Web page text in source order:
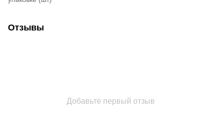
Отзывы
Добавьте первый отзыв